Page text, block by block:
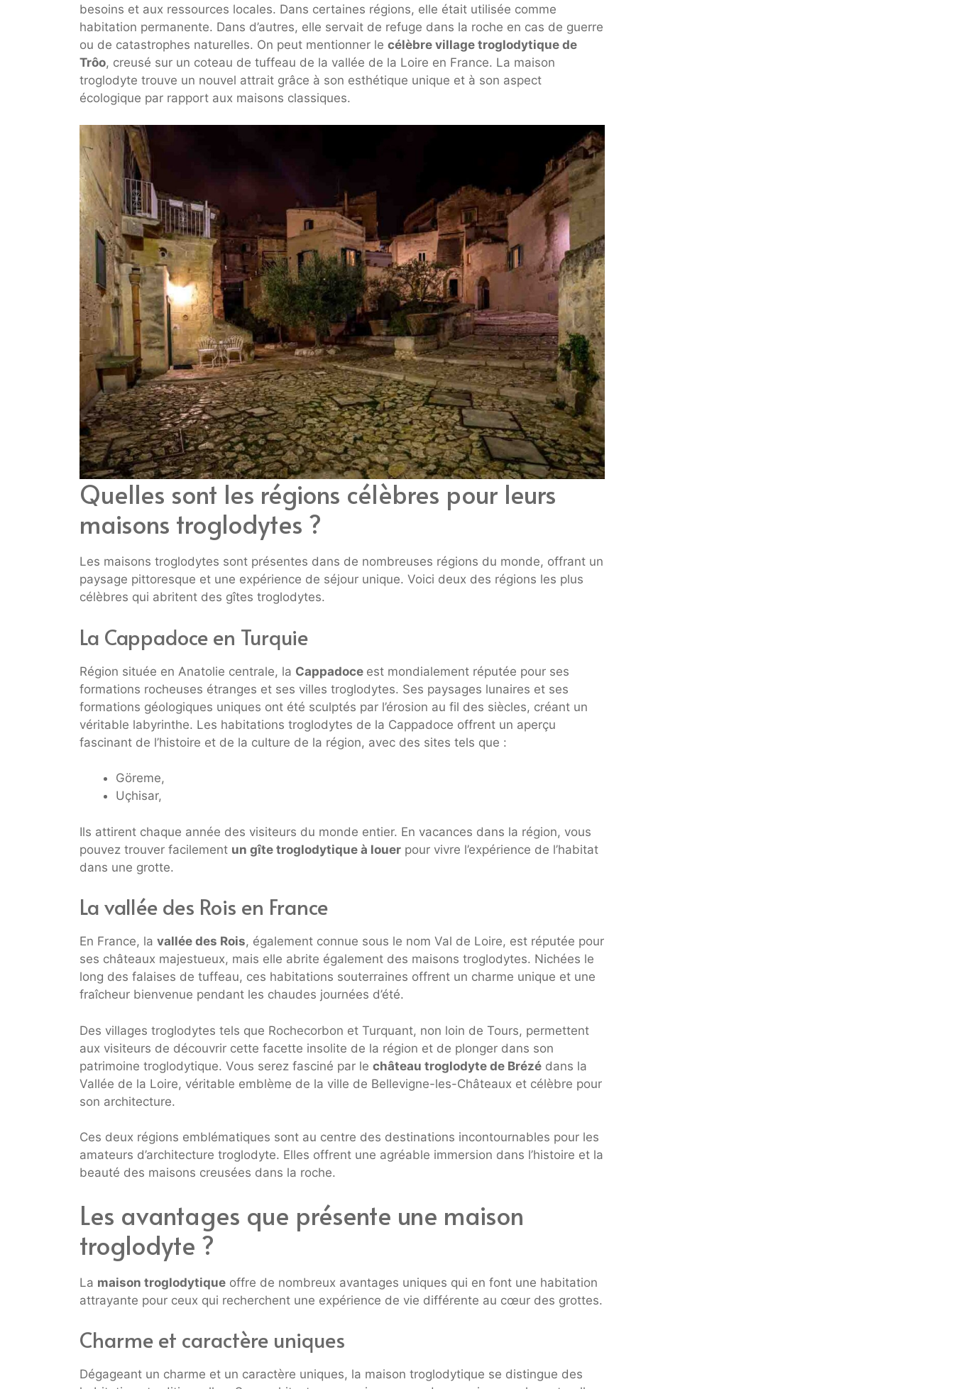
besoins et aux ressources locales. Dans certaines régions, elle était utilisée comme
habitation permanente. Dans d’autres, elle servait de refuge dans la roche en cas de guerre
ou de catastrophes naturelles. On peut mentionner le célèbre village troglodytique de
Trôo, creusé sur un coteau de tuffeau de la vallée de la Loire en France. La maison
troglodyte trouve un nouvel attrait grâce à son esthétique unique et à son aspect
écologique par rapport aux maisons classiques.
Quelles sont les régions célèbres pour leurs
maisons troglodytes ?
Les maisons troglodytes sont présentes dans de nombreuses régions du monde, offrant un
paysage pittoresque et une expérience de séjour unique. Voici deux des régions les plus
célèbres qui abritent des gîtes troglodytes.
La Cappadoce en Turquie
Région située en Anatolie centrale, la Cappadoce est mondialement réputée pour ses
formations rocheuses étranges et ses villes troglodytes. Ses paysages lunaires et ses
formations géologiques uniques ont été sculptés par l’érosion au fil des siècles, créant un
véritable labyrinthe. Les habitations troglodytes de la Cappadoce offrent un aperçu
fascinant de l’histoire et de la culture de la région, avec des sites tels que :
Göreme,
Uçhisar,
Ils attirent chaque année des visiteurs du monde entier. En vacances dans la région, vous
pouvez trouver facilement un gîte troglodytique à louer pour vivre l’expérience de l’habitat
dans une grotte.
La vallée des Rois en France
En France, la vallée des Rois, également connue sous le nom Val de Loire, est réputée pour
ses châteaux majestueux, mais elle abrite également des maisons troglodytes. Nichées le
long des falaises de tuffeau, ces habitations souterraines offrent un charme unique et une
fraîcheur bienvenue pendant les chaudes journées d’été.
Des villages troglodytes tels que Rochecorbon et Turquant, non loin de Tours, permettent
aux visiteurs de découvrir cette facette insolite de la région et de plonger dans son
patrimoine troglodytique. Vous serez fasciné par le château troglodyte de Brézé dans la
Vallée de la Loire, véritable emblème de la ville de Bellevigne-les-Châteaux et célèbre pour
son architecture.
Ces deux régions emblématiques sont au centre des destinations incontournables pour les
amateurs d’architecture troglodyte. Elles offrent une agréable immersion dans l’histoire et la
beauté des maisons creusées dans la roche.
Les avantages que présente une maison
troglodyte ?
La maison troglodytique offre de nombreux avantages uniques qui en font une habitation
attrayante pour ceux qui recherchent une expérience de vie différente au cœur des grottes.
Charme et caractère uniques
Dégageant un charme et un caractère uniques, la maison troglodytique se distingue des